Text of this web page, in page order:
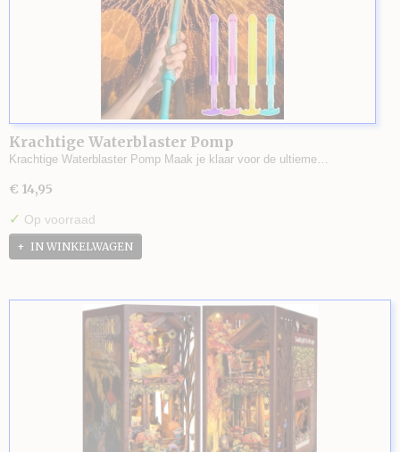
Krachtige Waterblaster Pomp
Krachtige Waterblaster Pomp Maak je klaar voor de ultieme…
€ 14,95
✓ Op voorraad
IN WINKELWAGEN